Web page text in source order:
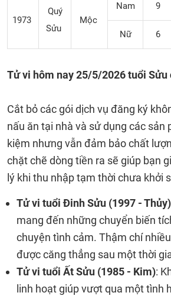
1973
Quý
Sửu
Mộc
Nam 9
Nữ 6
Tử vi hôm nay 25/5/2026 tuổi Sửu
Cắt bỏ các gói dịch vụ đăng ký
nấu ăn tại nhà và sử dụng các sản
kiệm nhưng vẫn đảm bảo chất
chặt chẽ dòng tiền ra sẽ giúp bạn
lý khi thu nhập tạm thời chưa khởi
Tử vi tuổi Đinh Sửu (1997 - Thủy)
mang đến những chuyển biến
chuyện tình cảm. Thậm chí
được căng thẳng sau một thời
Tử vi tuổi Ất Sửu (1985 - Kim):
linh hoạt giúp vượt qua một tình